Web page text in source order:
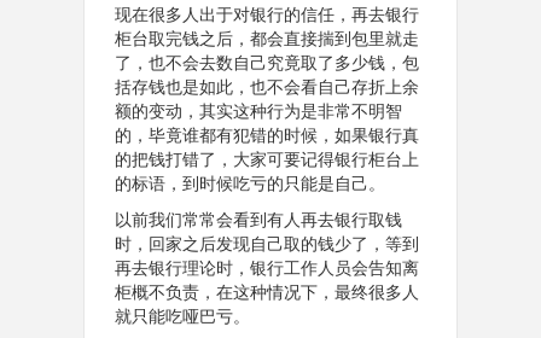
现在很多人出于对银行的信任，再去银行
柜台取完钱之后，都会直接揣到包里就走
了，也不会去数自己究竟取了多少钱，包
括存钱也是如此，也不会看自己存折上余
额的变动，其实这种行为是非常不明智
的，毕竟谁都有犯错的时候，如果银行真
的把钱打错了，大家可要记得银行柜台上
的标语，到时候吃亏的只能是自己。
以前我们常常会看到有人再去银行取钱
时，回家之后发现自己取的钱少了，等到
再去银行理论时，银行工作人员会告知离
柜概不负责，在这种情况下，最终很多人
就只能吃哑巴亏。